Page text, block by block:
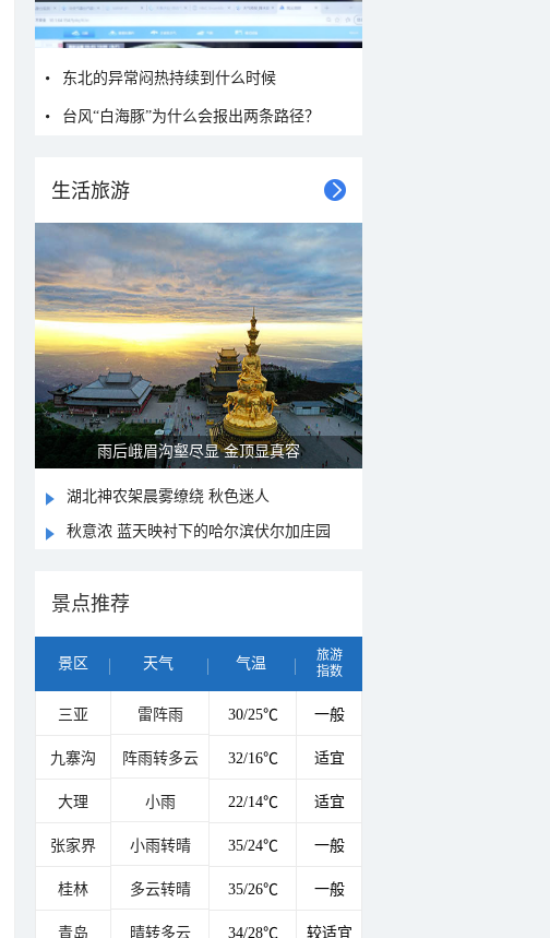
东北的异常闷热持续到什么时候
台风“白海豚”为什么会报出两条路径？
生活旅游
山水扇面：秋红点缀颐和园西堤
湖北神农架晨雾缭绕 秋色迷人
秋意浓 蓝天映衬下的哈尔滨伏尔加庄园
景点推荐
景区 天气 气温
旅游
指数
三亚 雷阵雨 30/25℃ 一般
九寨沟 阵雨转多云 32/16℃ 适宜
大理 小雨 22/14℃ 适宜
张家界 小雨转晴 35/24℃ 一般
桂林 多云转晴 35/26℃ 一般
青岛 晴转多云 34/28℃ 较适宜